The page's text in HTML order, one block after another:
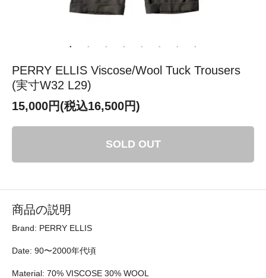
PERRY ELLIS Viscose/Wool Tuck Trousers
(実寸W32 L29)
15,000円(税込16,500円)
SOLD OUT
商品の説明
Brand: PERRY ELLIS
Date: 90〜2000年代頃
Material: 70% VISCOSE 30% WOOL